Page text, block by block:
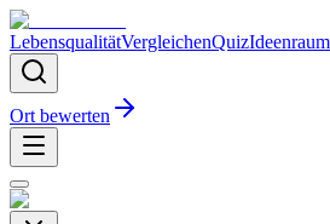
LebensqualitätVergleichenQuizIdeenraum
Ort bewerten